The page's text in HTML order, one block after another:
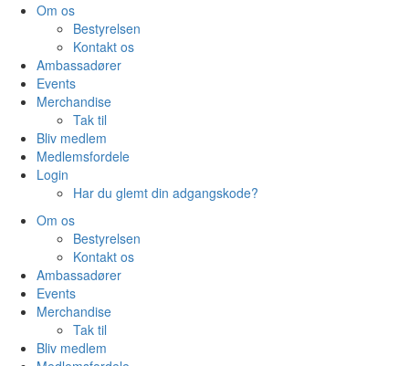
Om os
Bestyrelsen
Kontakt os
Ambassadører
Events
Merchandise
Tak til
Bliv medlem
Medlemsfordele
Login
Har du glemt din adgangskode?
Om os
Bestyrelsen
Kontakt os
Ambassadører
Events
Merchandise
Tak til
Bliv medlem